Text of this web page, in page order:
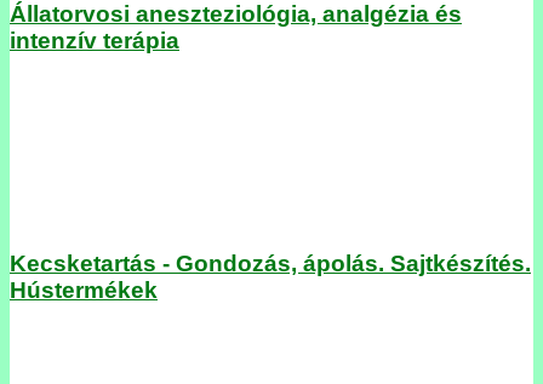
Állatorvosi aneszteziológia, analgézia és
intenzív terápia
Kecsketartás - Gondozás, ápolás. Sajtkészítés.
Hústermékek